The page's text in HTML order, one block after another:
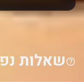
שאלות